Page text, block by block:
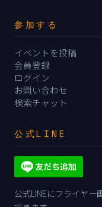
参加する
イベントを投稿
会員登録
ログイン
お問い合わせ
検索チャット
公式LINE
公式LINEにフライヤー